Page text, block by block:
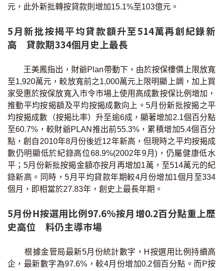
元，此外新批轉按貸款則增加15.1%至103億元。
5月新批按揭平均貸款額升至514萬再創紀錄新
高 貸款期334個月史上最長
王美鳳指出，財爺Plan帶動下，由於按保樓價上限放寬
至1,920萬元，較放寬前之1,000萬元上限明顯上調，加上買
家受惠於按保放寬入市令市場上使用高成數按保比例增加，
推動平均按揭額及平均按揭成數向上。5月份新批按揭之平
均按揭成數（按揭比率）升至逾6成，顯著增加2.1個百分點
至60.7%，較財爺PLAN推出前55.3%，累積增加5.4個百分
點，創自2010年8月份後近12年新高，但現時之平均按揭成
數仍明顯低於紀錄高位68.9%(2002年9月)，仍屬健康低水
平；5月份新批按揭金額亦按月再增加1萬，至514萬元的紀
錄新高。同時，5月平均貸款年期較4月份增加1個月至334
個月，即相當於27.83年，創史上最長年期。
5月份H按選用比例97.6%按月增0.2百分點重上歷
史高位 料仍主導巿場
根據金管局最新5月份統計數字，H按選用比例持續高
企，最新數字為97.6%，較4月份增加0.2個百分點。而P按